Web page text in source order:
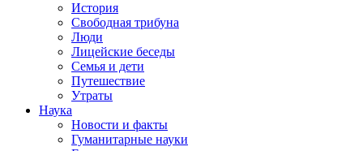
История
Свободная трибуна
Люди
Лицейские беседы
Семья и дети
Путешествие
Утраты
Наука
Новости и факты
Гуманитарные науки